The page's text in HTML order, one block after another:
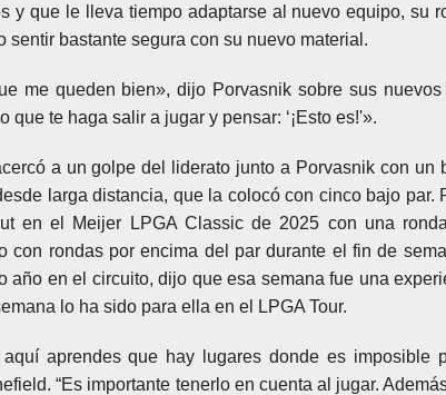
y que le lleva tiempo adaptarse al nuevo equipo, su
sentir bastante segura con su nuevo material.
me queden bien», dijo Porvasnik sobre sus
que te haga salir a jugar y pensar: ‘¡Esto es!'».
a un golpe del liderato junto a Porvasnik con un
larga distancia, que la colocó con cinco bajo par.
en el Meijer LPGA Classic de 2025 con una
con rondas por encima del par durante el fin de
año en el circuito, dijo que esa semana fue una
lo ha sido para ella en el LPGA Tour.
aquí aprendes que hay lugares donde es imposible
“Es importante tenerlo en cuenta al jugar.